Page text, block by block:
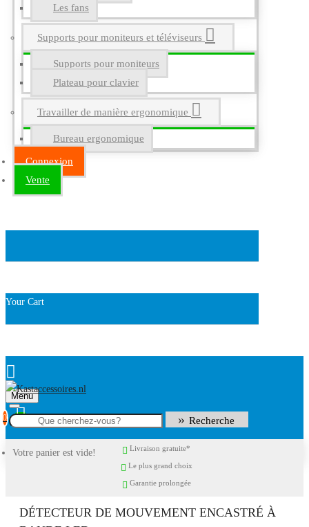
Les fans
Supports pour moniteurs et téléviseurs
Supports pour moniteurs
Plateau pour clavier
Travailler de manière ergonomique
Bureau ergonomique
Connexion
Vente
Your Cart
Menu
0
Votre panier est vide!
Recherche
Livraison gratuite*
Le plus grand choix
Garantie prolongée
DÉTECTEUR DE MOUVEMENT ENCASTRÉ À